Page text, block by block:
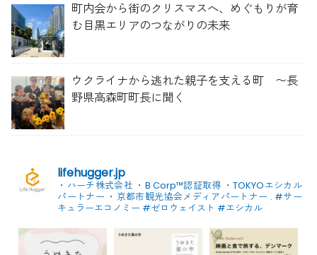
町内会から街のクリスマスへ、めぐもりが育
む目黒エリアのつながりの未来
ウクライナから逃れた親子を支える町 〜長
野県高森町町長に聞く
lifehugger.jp
・ハーチ株式会社 ・B Corp™認証取得 ・TOKYOエシカル
パートナー ・京都市観光協会メディアパートナー . #サー
キュラーエコノミー #ゼロウェイスト #エシカル